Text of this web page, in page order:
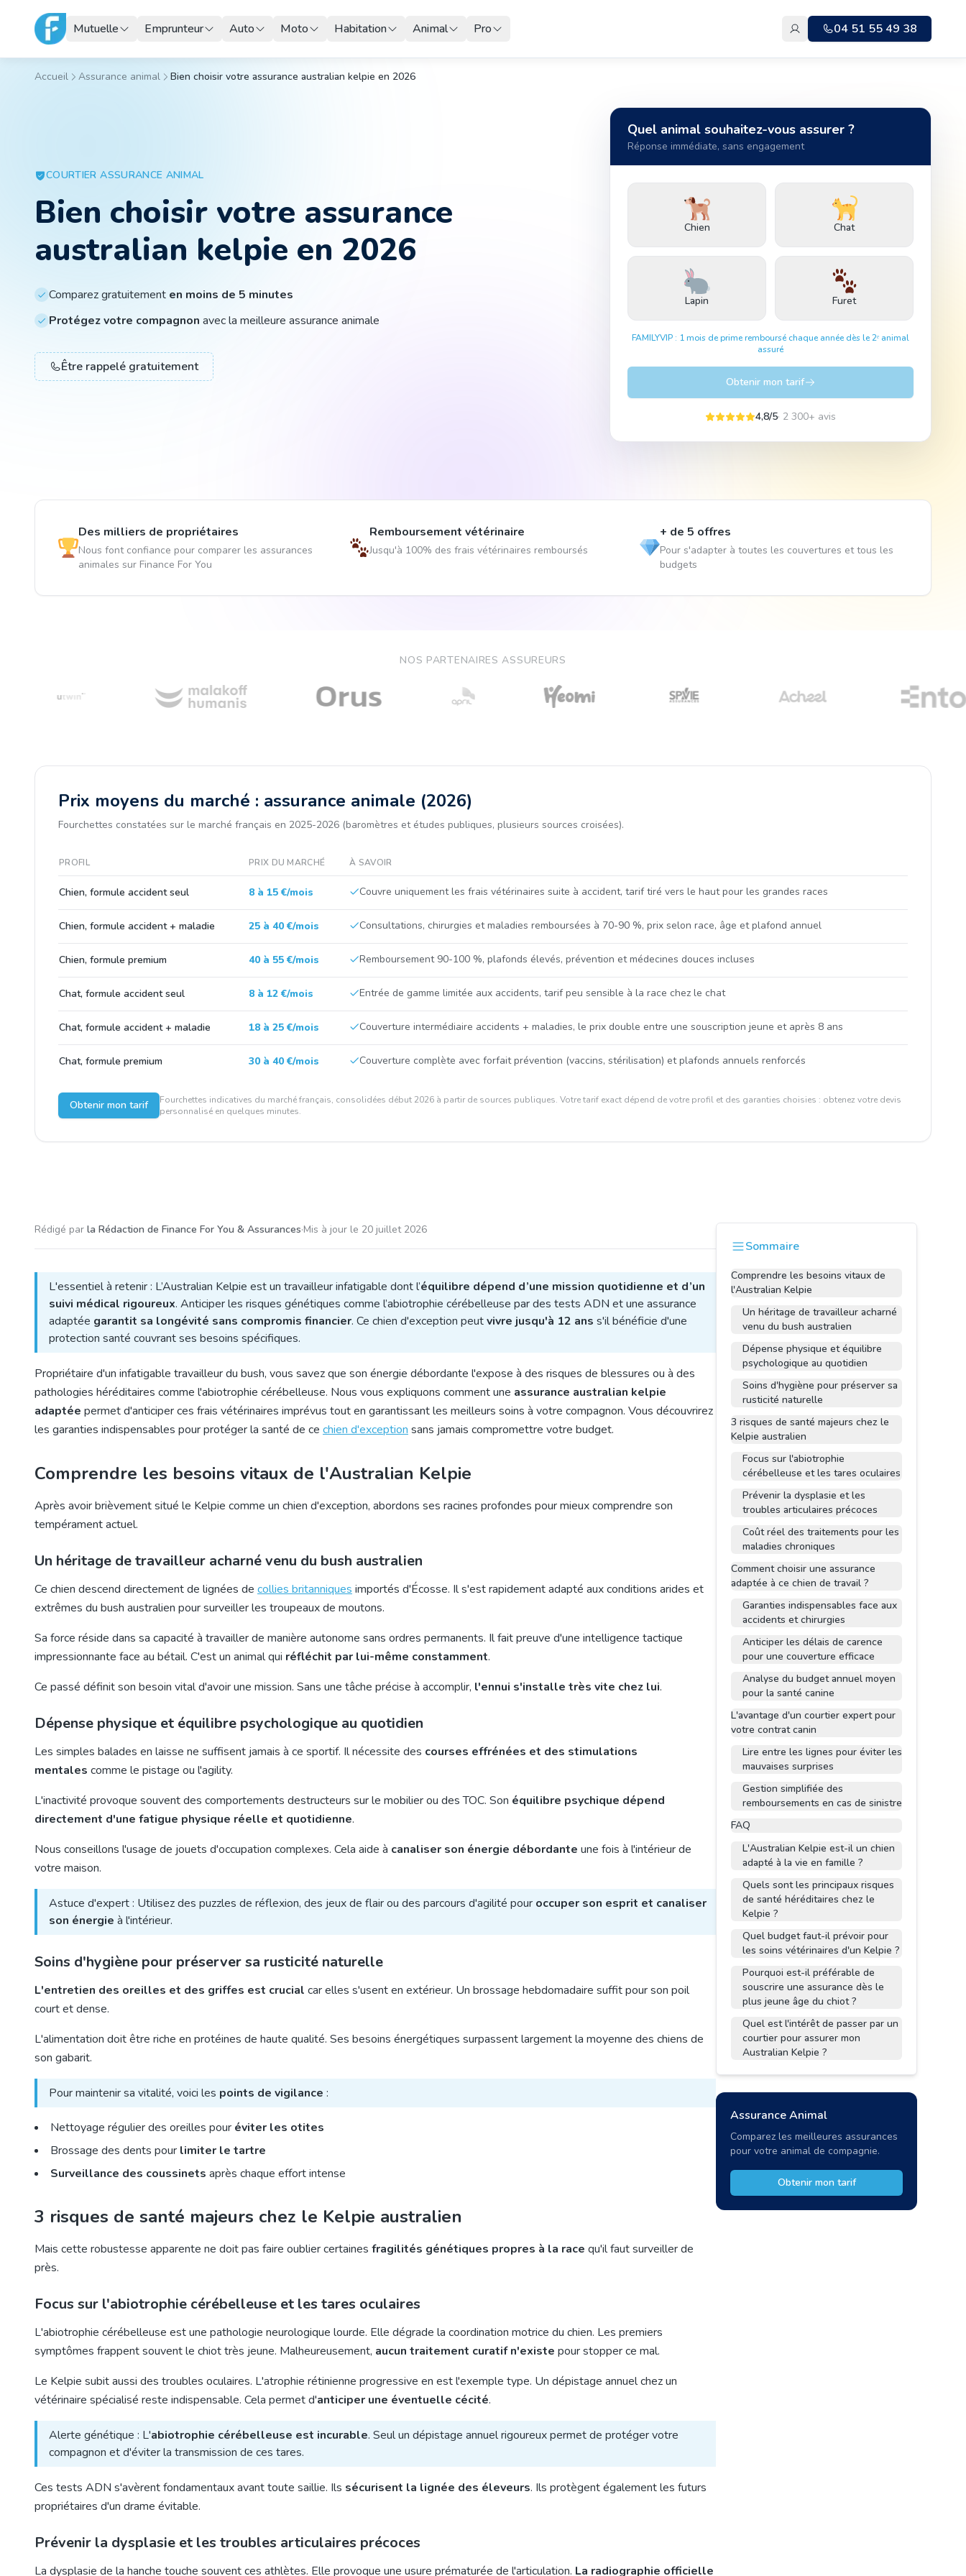
Mutuelle Emprunteur Auto Moto Habitation Animal Pro 04 51 55 49 38
Accueil Assurance animal Bien choisir votre assurance australian kelpie en 2026
COURTIERASSURANCE ANIMAL
Bien choisir votre assurance
australian kelpie en 2026
Comparez gratuitement en moins de 5 minutes
Protégez votre compagnon avec la meilleure assurance animale
Être rappelé gratuitement
Quel animal souhaitez-vous assurer ?
Réponse immédiate, sans engagement
Chien Chat
Lapin Furet
FAMILYVIP : 1 mois de prime remboursé chaque année dès le 2ᵉ animal
assuré
Obtenir mon tarif
4,8/5· 2 300+ avis
Des milliers de propriétaires
Nous font confiance pour comparer les assurances
animales sur Finance For You
Remboursement vétérinaire
Jusqu'à 100% des frais vétérinaires remboursés
+ de 5 offres
Pour s'adapter à toutes les couvertures et tous les
budgets
NOS PARTENAIRES ASSUREURS
Prix moyens du marché : assurance animale (2026)
Fourchettes constatées sur le marché français en 2025-2026 (baromètres et études publiques, plusieurs sources croisées).
PROFIL PRIX DU MARCHÉ À SAVOIR
Chien, formule accident seul 8 à 15 €/mois Couvre uniquement les frais vétérinaires suite à accident, tarif tiré vers le haut pour les grandes races
Chien, formule accident + maladie 25 à 40 €/mois Consultations, chirurgies et maladies remboursées à 70-90 %, prix selon race, âge et plafond annuel
Chien, formule premium 40 à 55 €/mois Remboursement 90-100 %, plafonds élevés, prévention et médecines douces incluses
Chat, formule accident seul 8 à 12 €/mois Entrée de gamme limitée aux accidents, tarif peu sensible à la race chez le chat
Chat, formule accident + maladie 18 à 25 €/mois Couverture intermédiaire accidents + maladies, le prix double entre une souscription jeune et après 8 ans
Chat, formule premium 30 à 40 €/mois Couverture complète avec forfait prévention (vaccins, stérilisation) et plafonds annuels renforcés
Obtenir mon tarif
Fourchettes indicatives du marché français, consolidées début 2026 à partir de sources publiques. Votre tarif exact dépend de votre profil et des garanties choisies : obtenez votre devis
personnalisé en quelques minutes.
Rédigé par la Rédaction de Finance For You & Assurances·Mis à jour le 20 juillet 2026
L'essentiel à retenir : L’Australian Kelpie est un travailleur infatigable dont l’équilibre dépend d’une mission quotidienne et d’un
suivi médical rigoureux. Anticiper les risques génétiques comme l’abiotrophie cérébelleuse par des tests ADN et une assurance
adaptée garantit sa longévité sans compromis financier. Ce chien d'exception peutvivre jusqu'à 12 ans s'il bénéficie d'une
protection santé couvrant ses besoins spécifiques.
Propriétaire d'un infatigable travailleur du bush, vous savez que son énergie débordante l'expose à des risques de blessures ou à des
pathologies héréditaires comme l'abiotrophie cérébelleuse. Nous vous expliquons comment une assurance australian kelpie
adaptée permet d'anticiper ces frais vétérinaires imprévus tout en garantissant les meilleurs soins à votre compagnon. Vous découvrirez
les garanties indispensables pour protéger la santé de ce chien d'exception sans jamais compromettre votre budget.
Comprendre les besoins vitaux de l'Australian Kelpie
Après avoir brièvement situé le Kelpie comme un chien d'exception, abordons ses racines profondes pour mieux comprendre son
tempérament actuel.
Un héritage de travailleur acharné venu du bush australien
Ce chien descend directement de lignées de collies britanniques importés d'Écosse. Il s'est rapidement adapté aux conditions arides et
extrêmes du bush australien pour surveiller les troupeaux de moutons.
Sa force réside dans sa capacité à travailler de manière autonome sans ordres permanents. Il fait preuve d'une intelligence tactique
impressionnante face au bétail. C'est un animal qui réfléchit par lui-même constamment.
Ce passé définit son besoin vital d'avoir une mission. Sans une tâche précise à accomplir, l'ennui s'installe très vite chez lui.
Dépense physique et équilibre psychologique au quotidien
Les simples balades en laisse ne suffisent jamais à ce sportif. Il nécessite des courses effrénées et des stimulations
mentales comme le pistage ou l'agility.
L'inactivité provoque souvent des comportements destructeurs sur le mobilier ou des TOC. Son équilibre psychique dépend
directement d'une fatigue physique réelle et quotidienne.
Nous conseillons l'usage de jouets d'occupation complexes. Cela aide à canaliser son énergie débordante une fois à l'intérieur de
votre maison.
Astuce d'expert : Utilisez des puzzles de réflexion, des jeux de flair ou des parcours d'agilité pour occuper son esprit et canaliser
son énergie à l'intérieur.
Soins d'hygiène pour préserver sa rusticité naturelle
L'entretien des oreilles et des griffes est crucial car elles s'usent en extérieur. Un brossage hebdomadaire suffit pour son poil
court et dense.
L'alimentation doit être riche en protéines de haute qualité. Ses besoins énergétiques surpassent largement la moyenne des chiens de
son gabarit.
Pour maintenir sa vitalité, voici les points de vigilance :
Nettoyage régulier des oreilles pour éviter les otites
Brossage des dents pour limiter le tartre
Surveillance des coussinets après chaque effort intense
3 risques de santé majeurs chez le Kelpie australien
Mais cette robustesse apparente ne doit pas faire oublier certaines fragilités génétiques propres à la race qu'il faut surveiller de
près.
Focus sur l'abiotrophie cérébelleuse et les tares oculaires
L'abiotrophie cérébelleuse est une pathologie neurologique lourde. Elle dégrade la coordination motrice du chien. Les premiers
symptômes frappent souvent le chiot très jeune. Malheureusement, aucun traitement curatif n'existe pour stopper ce mal.
Le Kelpie subit aussi des troubles oculaires. L'atrophie rétinienne progressive en est l'exemple type. Un dépistage annuel chez un
vétérinaire spécialisé reste indispensable. Cela permet d'anticiper une éventuelle cécité.
Alerte génétique : L'abiotrophie cérébelleuse est incurable. Seul un dépistage annuel rigoureux permet de protéger votre
compagnon et d'éviter la transmission de ces tares.
Ces tests ADN s'avèrent fondamentaux avant toute saillie. Ils sécurisent la lignée des éleveurs. Ils protègent également les futurs
propriétaires d'un drame évitable.
Prévenir la dysplasie et les troubles articulaires précoces
La dysplasie de la hanche touche souvent ces athlètes. Elle provoque une usure prématurée de l'articulation. La radiographie officielle
Sommaire
Comprendre les besoins vitaux de
l'Australian Kelpie
Un héritage de travailleur acharné
venu du bush australien
Dépense physique et équilibre
psychologique au quotidien
Soins d'hygiène pour préserver sa
rusticité naturelle
3 risques de santé majeurs chez le
Kelpie australien
Focus sur l'abiotrophie
cérébelleuse et les tares oculaires
Prévenir la dysplasie et les
troubles articulaires précoces
Coût réel des traitements pour les
maladies chroniques
Comment choisir une assurance
adaptée à ce chien de travail ?
Garanties indispensables face aux
accidents et chirurgies
Anticiper les délais de carence
pour une couverture efficace
Analyse du budget annuel moyen
pour la santé canine
L'avantage d'un courtier expert pour
votre contrat canin
Lire entre les lignes pour éviter les
mauvaises surprises
Gestion simplifiée des
remboursements en cas de sinistre
FAQ
L'Australian Kelpie est-il un chien
adapté à la vie en famille ?
Quels sont les principaux risques
de santé héréditaires chez le
Kelpie ?
Quel budget faut-il prévoir pour
les soins vétérinaires d'un Kelpie ?
Pourquoi est-il préférable de
souscrire une assurance dès le
plus jeune âge du chiot ?
Quel est l'intérêt de passer par un
courtier pour assurer mon
Australian Kelpie ?
Assurance Animal
Comparez les meilleures assurances
pour votre animal de compagnie.
Obtenir mon tarif